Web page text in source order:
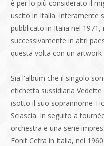
è per lo più considerato il
uscito in Italia. Interamente
pubblicato in Italia nel
successivamente in altri
questa volta con un
Sia l'album che il singolo
etichetta sussidiaria
(sotto il suo soprannome
Sciascia. In seguito a
orchestra e una serie
Fonit Cetra in Italia, nel